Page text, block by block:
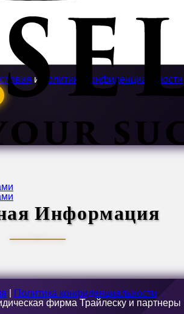
и политика конфиденциальности
Информация
| Политика конфиденциальности
фирма Трайлеску и партнеры